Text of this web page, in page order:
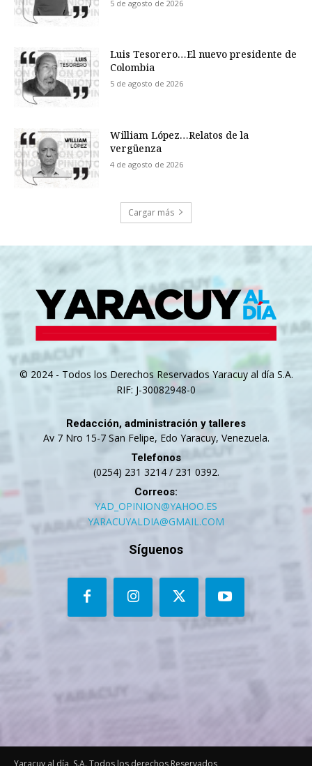
5 de agosto de 2026
Luis Tesorero…El nuevo presidente de
Colombia
5 de agosto de 2026
William López…Relatos de la
vergüenza
4 de agosto de 2026
Cargar más
© 2024 - Todos los Derechos Reservados Yaracuy al día S.A.
RIF: J-30082948-0
Redacción, administración y talleres
Av 7 Nro 15-7 San Felipe, Edo Yaracuy, Venezuela.
Telefonos
(0254) 231 3214 / 231 0392.
Correos:
YAD_OPINION@YAHOO.ES
YARACUYALDIA@GMAIL.COM
Síguenos